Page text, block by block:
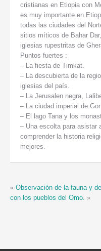
cristianas en Etiopia con
es muy importante en
todas las ciudades del
sitios míticos de Bahar
iglesias rupestritas de
Puntos fuertes :
– La fiesta de Timkat.
– La descubierta de la
iglesias del país.
– La Jerusalen negra,
– La ciudad imperial de
– El lago Tana y los
– Una escolta para asistar
comprender la historia
mejores.
« Observación de la fauna y
con los pueblos del Omo. »